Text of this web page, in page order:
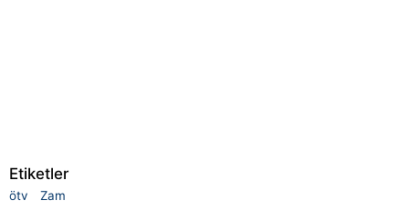
Etiketler
ötv Zam